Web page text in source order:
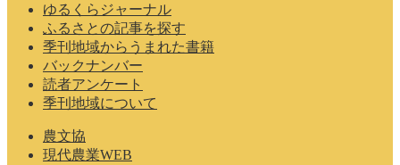
ゆるくらジャーナル
ふるさとの記事を探す
季刊地域からうまれた書籍
バックナンバー
読者アンケート
季刊地域について
農文協
現代農業WEB